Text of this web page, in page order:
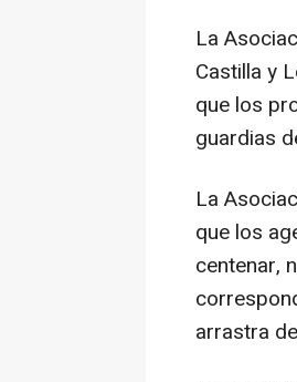
La
Castilla y
que los
guardias
La
que los
centenar,
arrastra